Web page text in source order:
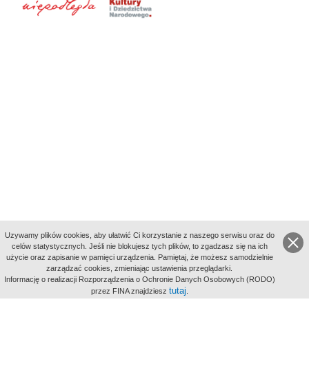
aktywności
Uzywamy plików cookies, aby ułatwić Ci korzystanie z naszego serwisu oraz do
celów statystycznych. Jeśli nie blokujesz tych plików, to zgadzasz się na ich
użycie oraz zapisanie w pamięci urządzenia. Pamiętaj, że możesz samodzielnie
zarządzać cookies, zmieniając ustawienia przeglądarki.
Informację o realizacji Rozporządzenia o Ochronie Danych Osobowych (RODO)
przez FINA znajdziesz tutaj